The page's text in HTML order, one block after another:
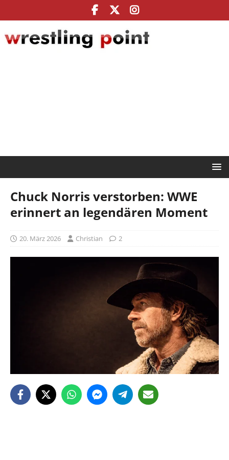
Chuck Norris verstorben: WWE
erinnert an legendären Moment
20. März 2026 Christian 2